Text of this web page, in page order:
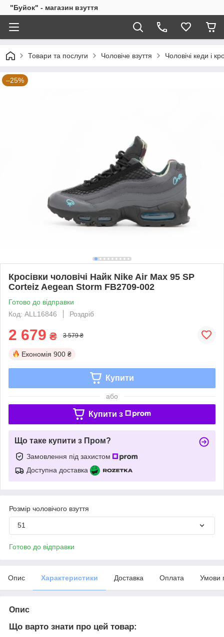
"Буйок" - магазин взуття
Товари та послуги Чоловіче взуття Чоловічі кеди і
–25%
Кросівки чоловічі Найк Nike Air Max 95 SP
Corteiz Aegean Storm FB2709-002
Готово до відправки
Код: ALL16846
Роздріб
2 679 ₴ 3 579 ₴
Економія 900 ₴
Купити
або
Купити з
Що таке купити з Пром?
Замовлення під захистом
Доступна доставка
Розмір чоловічого взуття
51
Готово до відправки
Опис Характеристики Доставка Оплата Умови
Опис
Що варто знати про цей товар: